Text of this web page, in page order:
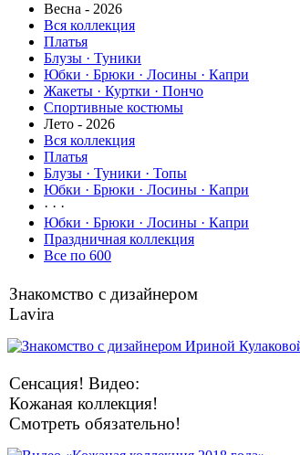
Весна - 2026
Вся коллекция
Платья
Блузы · Туники
Юбки · Брюки · Лосины · Капри
Жакеты · Куртки · Пончо
Спортивные костюмы
Лето - 2026
Вся коллекция
Платья
Блузы · Туники · Топы
Юбки · Брюки · Лосины · Капри
· · ·
Юбки · Брюки · Лосины · Капри
Праздничная коллекция
Все по 600
Знакомство с дизайнером
Lavira
Сенсация! Видео:
Кожаная коллекция!
Смотреть обязательно!